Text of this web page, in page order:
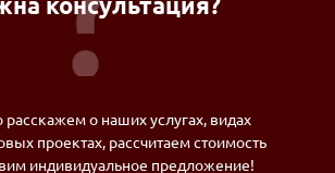
о наших услугах, видах
проектах, рассчитаем стоимость
индивидуальное предложение!